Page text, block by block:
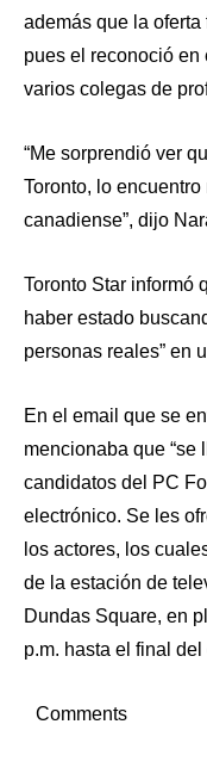
además que la
pues el reconoció en
varios colegas de
“Me sorprendió ver
Toronto, lo
canadiense”, dijo
Toronto Star informó
haber estado
personas reales” en
En el email que se
mencionaba que “se
candidatos del PC
electrónico. Se les
los actores, los
de la estación de
Dundas Square, en
p.m. hasta el final
Comments